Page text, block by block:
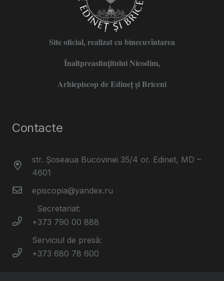
Site oficial, realizat cu binecuvîntarea
Înaltpreasfințitului Nicodim,
Arhiepiscop de Edineţ şi Briceni
Contacte
str. Șoseaua Bucovinei 35/4 or. Edinet, MD –
4601
episcopia@yandex.ru
Secretariat:
+373 790 00 888
Serviciul de presă:
+373 680 78 600